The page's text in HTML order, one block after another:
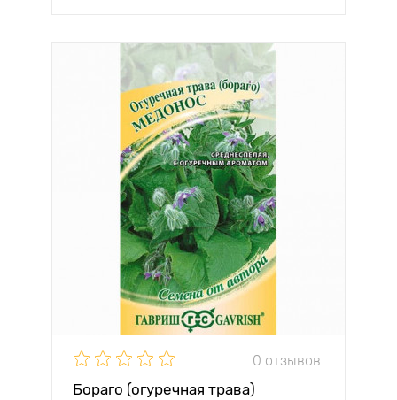
0 отзывов
Бораго (огуречная трава)